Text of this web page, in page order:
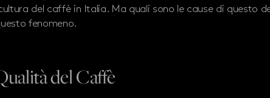
del caffè in Italia. Ma quali sono le cause di questo
fenomeno.
del Caffè